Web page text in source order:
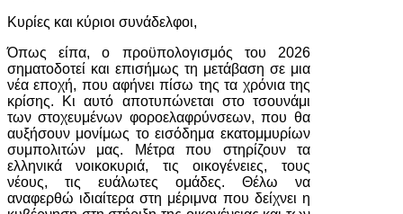
Κυρίες και κύριοι συνάδελφοι,
Όπως είπα, ο προϋπολογισμός του 2026
σηματοδοτεί και επισήμως τη μετάβαση σε μια
νέα εποχή, που αφήνει πίσω της τα χρόνια της
κρίσης. Κι αυτό αποτυπώνεται στο τσουνάμι
των στοχευμένων φοροελαφρύνσεων, που θα
αυξήσουν μονίμως το εισόδημα εκατομμυρίων
συμπολιτών μας. Μέτρα που στηρίζουν τα
ελληνικά νοικοκυριά, τις οικογένειες, τους
νέους, τις ευάλωτες ομάδες. Θέλω να
αναφερθώ ιδιαίτερα στη μέριμνα που δείχνει η